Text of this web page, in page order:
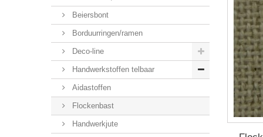
Beiersbont
Borduurringen/ramen
Deco-line
Handwerkstoffen telbaar
Aidastoffen
Flockenbast
Handwerkjute